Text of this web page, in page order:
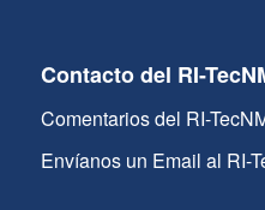
Contacto del RI-
Comentarios del RI-
Envíanos un Email al RI-